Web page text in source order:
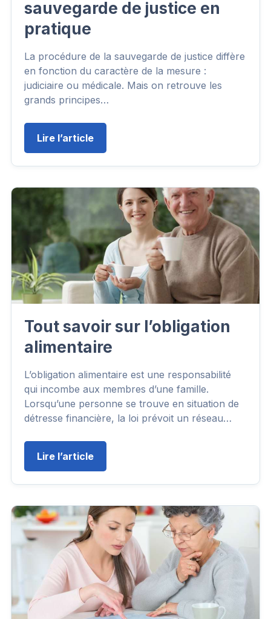
sauvegarde de justice en
pratique
La procédure de la sauvegarde de justice diffère
en fonction du caractère de la mesure :
judiciaire ou médicale. Mais on retrouve les
grands principes…
Lire l’article
Tout savoir sur l’obligation
alimentaire
L’obligation alimentaire est une responsabilité
qui incombe aux membres d’une famille.
Lorsqu’une personne se trouve en situation de
détresse financière, la loi prévoit un réseau…
Lire l’article